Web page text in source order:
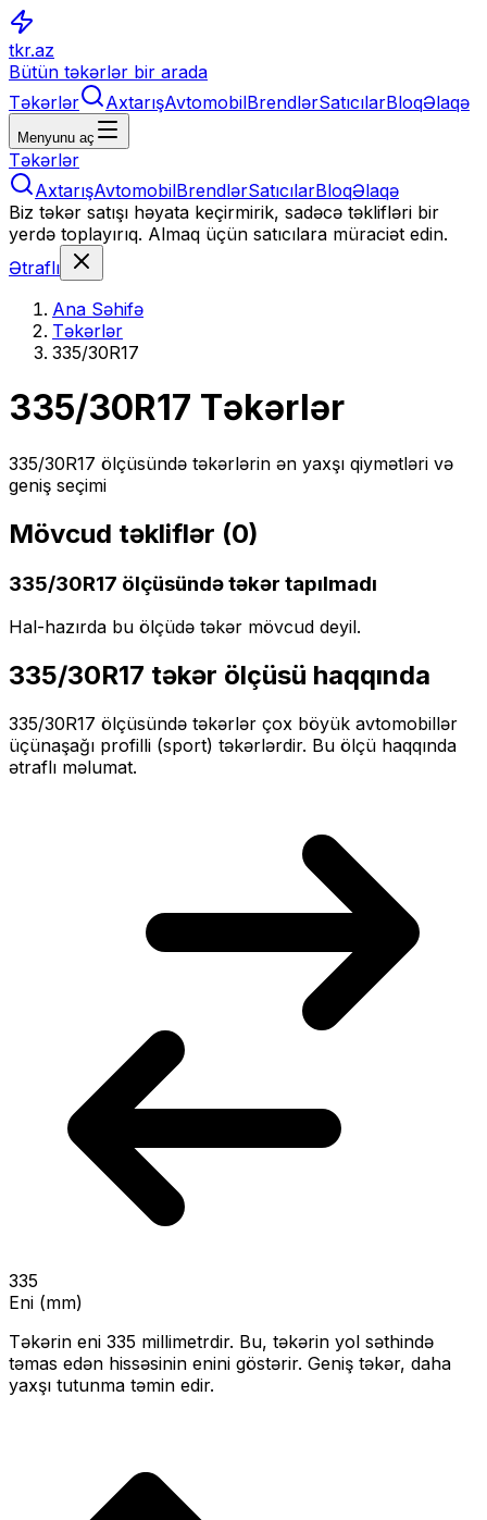
tkr.az
Bütün təkərlər bir arada
Təkərlər
AxtarışAvtomobilBrendlərSatıcılarBloqƏlaqə
Menyunu aç
Təkərlər
AxtarışAvtomobilBrendlərSatıcılarBloqƏlaqə
Biz təkər satışı həyata keçirmirik, sadəcə təklifləri bir
yerdə toplayırıq. Almaq üçün satıcılara müraciət edin.
Ətraflı
Ana Səhifə
Təkərlər
335/30R17
335/30R17 Təkərlər
335/30R17 ölçüsündə təkərlərin ən yaxşı qiymətləri və
geniş seçimi
Mövcud təkliflər (0)
335/30R17 ölçüsündə təkər tapılmadı
Hal-hazırda bu ölçüdə təkər mövcud deyil.
335/30R17 təkər ölçüsü haqqında
335/30R17 ölçüsündə təkərlər çox böyük avtomobillər
üçünaşağı profilli (sport) təkərlərdir. Bu ölçü haqqında
ətraflı məlumat.
335
Eni (mm)
Təkərin eni 335 millimetrdir. Bu, təkərin yol səthində
təmas edən hissəsinin enini göstərir. Geniş təkər, daha
yaxşı tutunma təmin edir.